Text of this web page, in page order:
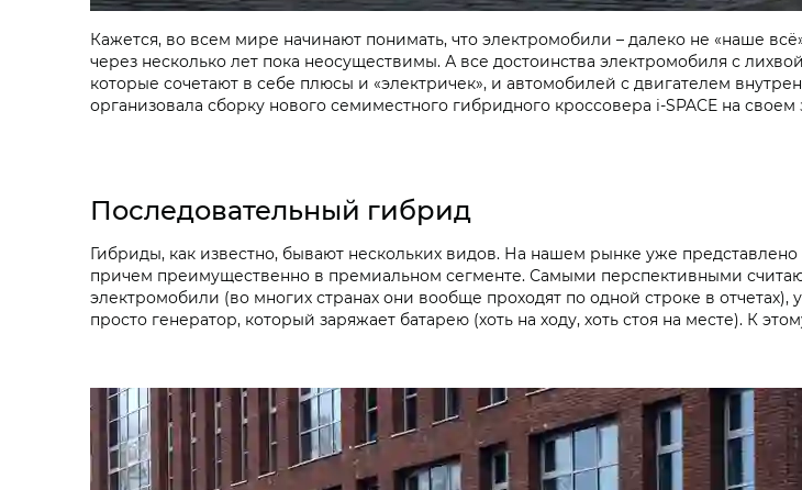
Кажется, во всем мире начинают понимать, что электромобили – далеко не «наше
через несколько лет пока неосуществимы. А все достоинства электромобиля с
которые сочетают в себе плюсы и «электричек», и автомобилей с двигателем
организовала сборку нового семиместного гибридного кроссовера i‑SPACE на
Последовательный гибрид
Гибриды, как известно, бывают нескольких видов. На нашем рынке уже
причем преимущественно в премиальном сегменте. Самыми перспективными
электромобили (во многих странах они вообще проходят по одной строке в
просто генератор, который заряжает батарею (хоть на ходу, хоть стоя на месте). К